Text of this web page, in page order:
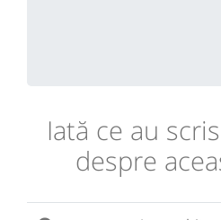
Iată ce au
despre